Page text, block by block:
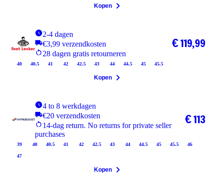
Kopen
2-4 dagen
€3,99 verzendkosten
28 dagen gratis retourneren
40 40.5 41 42 42.5 43 44 44.5 45 45.5
€ 119,99
Kopen
4 to 8 werkdagen
€20 verzendkosten
14-dag return. No returns for private seller
purchases
39 40 40.5 41 42 42.5 43 44 44.5 45 45.5 46
47
€ 113
Kopen